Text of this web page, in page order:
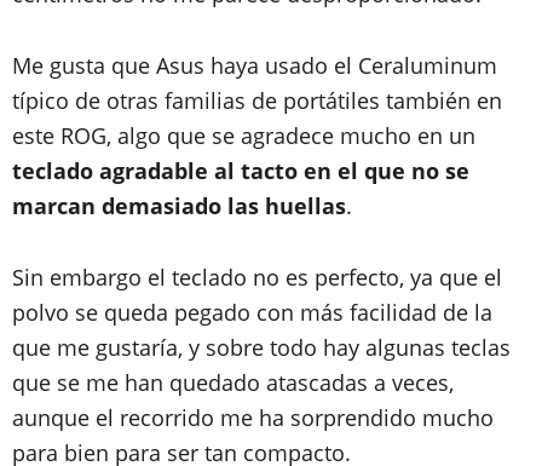
Me gusta que Asus haya usado el Ceraluminum
típico de otras familias de portátiles también en
este ROG, algo que se agradece mucho en un
teclado agradable al tacto en el que no se
marcan demasiado las huellas.
Sin embargo el teclado no es perfecto, ya que el
polvo se queda pegado con más facilidad de la
que me gustaría, y sobre todo hay algunas teclas
que se me han quedado atascadas a veces,
aunque el recorrido me ha sorprendido mucho
para bien para ser tan compacto.